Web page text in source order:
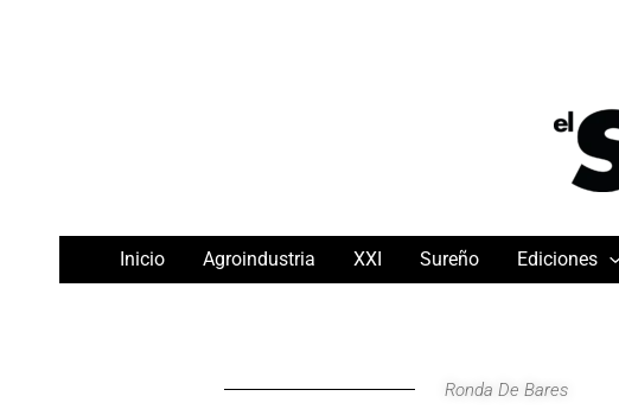
Inicio Agroindustria XXI Sureño Ediciones
Ronda De Bares